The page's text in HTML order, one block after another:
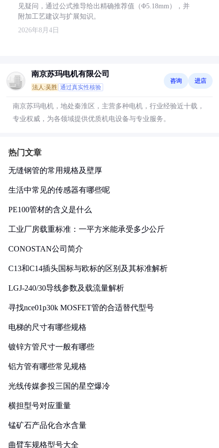
见疑问，通过公式推导给出精确推荐值（Φ5.18mm），并
附加工艺建议与扩展知识。
2026年8月4日
南京苏玛电机有限公司
法人:吴胜 通过真实性核验
咨询 进店
南京苏玛电机，地处秦淮区，主营多种电机，行业经验近十载，
专业权威，为各领域提供优质机电设备与专业服务。
热门文章
无缝钢管的常用规格及壁厚
生活中常见的传感器有哪些呢
PE100管材的含义是什么
工业厂房载重标准：一平方米能承受多少公斤
CONOSTAN公司简介
C13和C14插头国标与欧标的区别及其标准解析
LGJ-240/30导线参数及载流量解析
寻找nce01p30k MOSFET管的合适替代型号
电梯的尺寸有哪些规格
镀锌方管尺寸一般有哪些
铝方管有哪些常见规格
光线传媒参投三国的星空爆冷
横担型号对应重量
锰矿石产品化合水含量
曲臂车规格型号大全